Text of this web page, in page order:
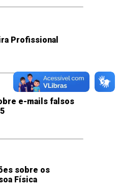
Profissional
e-mails falsos
sobre os
Física